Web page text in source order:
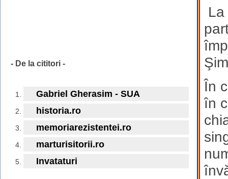
În
în
- De la cititori -
Gabriel Gherasim - SUA
historia.ro
memoriarezistentei.ro
marturisitorii.ro
Invataturi